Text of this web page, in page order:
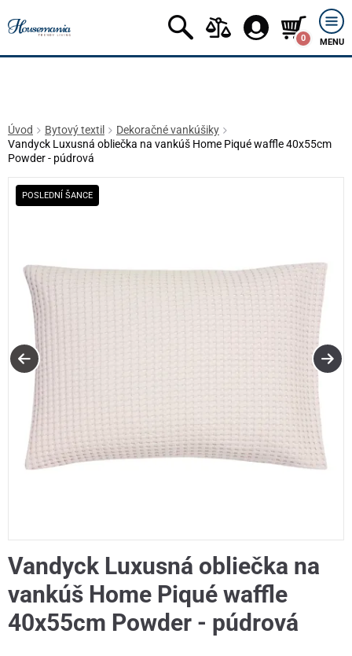
0 MENU
Úvod Bytový textil
Dekoračné vankúšiky
Vandyck Luxusná obliečka na vankúš Home Piqué waffle 40x55cm
Powder - púdrová
POSLEDNÍ ŠANCE
Vandyck Luxusná obliečka na
vankúš Home Piqué waffle
40x55cm Powder - púdrová